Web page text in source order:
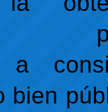
a
bien